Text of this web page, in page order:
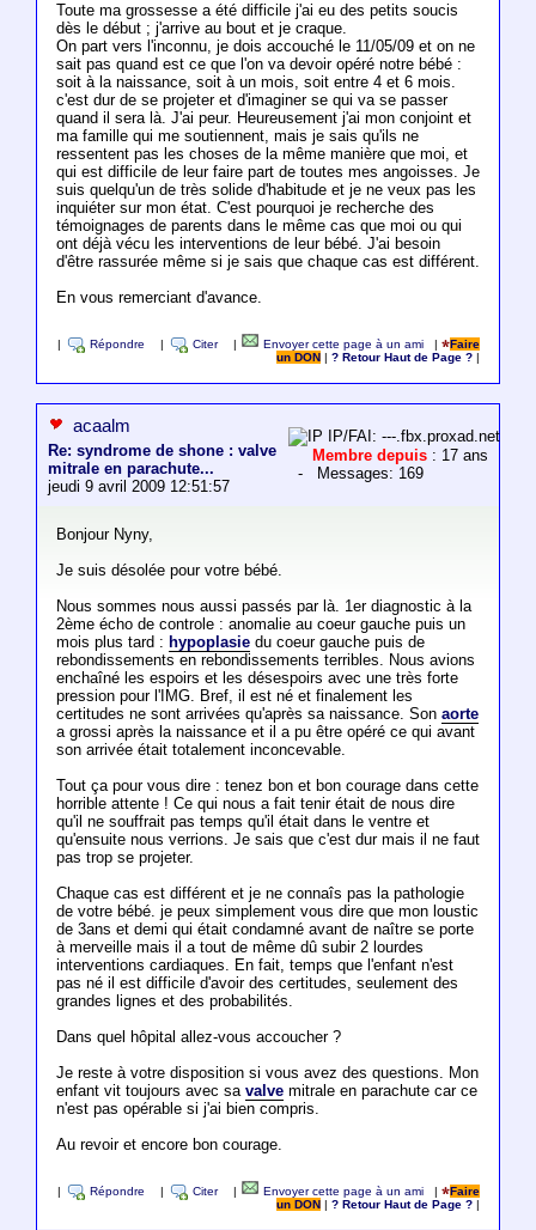
Toute ma grossesse a été difficile j'ai eu des petits soucis
dès le début ; j'arrive au bout et je craque.
On part vers l'inconnu, je dois accouché le 11/05/09 et on ne
sait pas quand est ce que l'on va devoir opéré notre bébé :
soit à la naissance, soit à un mois, soit entre 4 et 6 mois.
c'est dur de se projeter et d'imaginer se qui va se passer
quand il sera là. J'ai peur. Heureusement j'ai mon conjoint et
ma famille qui me soutiennent, mais je sais qu'ils ne
ressentent pas les choses de la même manière que moi, et
qui est difficile de leur faire part de toutes mes angoisses. Je
suis quelqu'un de très solide d'habitude et je ne veux pas les
inquiéter sur mon état. C'est pourquoi je recherche des
témoignages de parents dans le même cas que moi ou qui
ont déjà vécu les interventions de leur bébé. J'ai besoin
d'être rassurée même si je sais que chaque cas est différent.
En vous remerciant d'avance.
Répondre Citer Envoyer cette page à un ami |
Faire
un DON
|? Retour Haut de Page ?
acaalm
Re: syndrome de shone : valve
mitrale en parachute...
jeudi 9 avril 2009 12:51:57
IP/FAI: ---.fbx.proxad.net
Membre depuis : 17 ans
- Messages: 169
Bonjour Nyny,
Je suis désolée pour votre bébé.
Nous sommes nous aussi passés par là. 1er diagnostic à la
2ème écho de controle : anomalie au coeur gauche puis un
mois plus tard : hypoplasiedu coeur gauche puis de
rebondissements en rebondissements terribles. Nous avions
enchaîné les espoirs et les désespoirs avec une très forte
pression pour l'IMG. Bref, il est né et finalement les
certitudes ne sont arrivées qu'après sa naissance. Son aorte
a grossi après la naissance et il a pu être opéré ce qui avant
son arrivée était totalement inconcevable.
Tout ça pour vous dire : tenez bon et bon courage dans cette
horrible attente ! Ce qui nous a fait tenir était de nous dire
qu'il ne souffrait pas temps qu'il était dans le ventre et
qu'ensuite nous verrions. Je sais que c'est dur mais il ne faut
pas trop se projeter.
Chaque cas est différent et je ne connaîs pas la pathologie
de votre bébé. je peux simplement vous dire que mon loustic
de 3ans et demi qui était condamné avant de naître se porte
à merveille mais il a tout de même dû subir 2 lourdes
interventions cardiaques. En fait, temps que l'enfant n'est
pas né il est difficile d'avoir des certitudes, seulement des
grandes lignes et des probabilités.
Dans quel hôpital allez-vous accoucher ?
Je reste à votre disposition si vous avez des questions. Mon
enfant vit toujours avec sa valvemitrale en parachute car ce
n'est pas opérable si j'ai bien compris.
Au revoir et encore bon courage.
Répondre Citer Envoyer cette page à un ami |
Faire
un DON
|? Retour Haut de Page ?